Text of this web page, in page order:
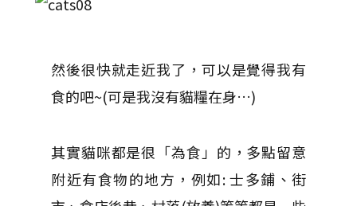
然後很快就走近我了，可以是覺得我有
食的吧~(可是我沒有貓糧在身…)
其實貓咪都是很「為食」的，多點留意
附近有食物的地方，例如: 士多鋪、街